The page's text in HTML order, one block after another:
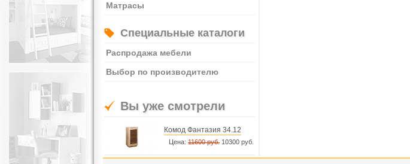
Матрасы
Специальные каталоги
Распродажа мебели
Выбор по производителю
Вы уже смотрели
Комод Фантазия 34.12
Цена: 11600 руб. 10300 руб.